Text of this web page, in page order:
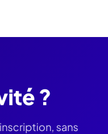
?
sans